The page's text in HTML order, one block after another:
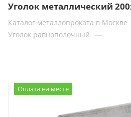
Уголок металлический
Каталог металлопроката в Москве
Уголок равнополочный —
Оплата на месте